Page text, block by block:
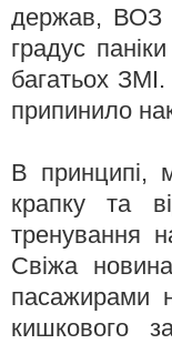
держав, ВОЗ
градус
багатьох
припинило
В принципі,
крапку та
тренування
Свіжа
пасажирами
кишкового